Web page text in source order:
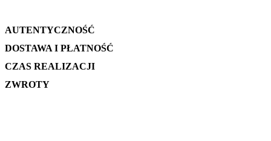
AUTENTYCZNOŚĆ
DOSTAWA I PŁATNOŚĆ
CZAS REALIZACJI
ZWROTY